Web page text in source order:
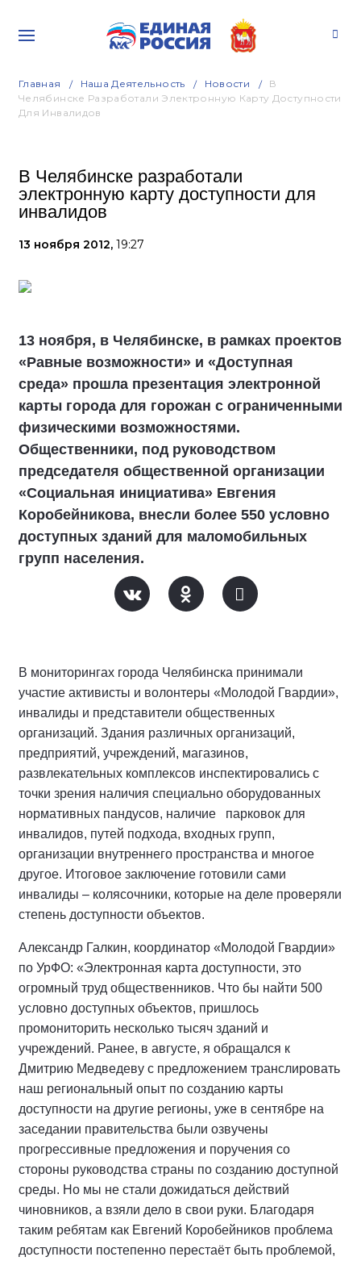
Главная Наша Деятельность Новости
В
Челябинске Разработали Электронную Карту Доступности
Для Инвалидов
В Челябинске разработали
электронную карту доступности для
инвалидов
13 ноября 2012, 19:27
13 ноября, в Челябинске, в рамках проектов
«Равные возможности» и «Доступная
среда» прошла презентация электронной
карты города для горожан с ограниченными
физическими возможностями.
Общественники, под руководством
председателя общественной организации
«Социальная инициатива» Евгения
Коробейникова, внесли более 550 условно
доступных зданий для маломобильных
групп населения.
В мониторингах города Челябинска принимали
участие активисты и волонтеры «Молодой Гвардии»,
инвалиды и представители общественных
организаций. Здания различных организаций,
предприятий, учреждений, магазинов,
развлекательных комплексов инспектировались с
точки зрения наличия специально оборудованных
нормативных пандусов, наличие парковок для
инвалидов, путей подхода, входных групп,
организации внутреннего пространства и многое
другое. Итоговое заключение готовили сами
инвалиды – колясочники, которые на деле проверяли
степень доступности объектов.
Александр Галкин, координатор «Молодой Гвардии»
по УрФО: «Электронная карта доступности, это
огромный труд общественников. Что бы найти 500
условно доступных объектов, пришлось
промониторить несколько тысяч зданий и
учреждений. Ранее, в августе, я обращался к
Дмитрию Медведеву с предложением транслировать
наш региональный опыт по созданию карты
доступности на другие регионы, уже в сентябре на
заседании правительства были озвучены
прогрессивные предложения и поручения со
стороны руководства страны по созданию доступной
среды. Но мы не стали дожидаться действий
чиновников, а взяли дело в свои руки. Благодаря
таким ребятам как Евгений Коробейников проблема
доступности постепенно перестаёт быть проблемой,